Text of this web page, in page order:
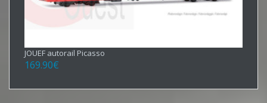
JOUEF autorail Picasso
169.90€